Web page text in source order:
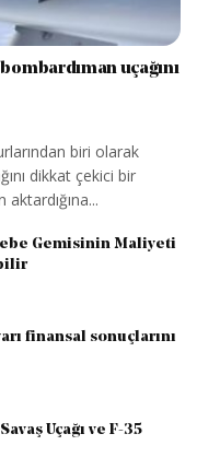
uçağını
biri olarak
dikkat çekici bir
Gemisinin Maliyeti
finansal sonuçlarını
Uçağı ve F-35